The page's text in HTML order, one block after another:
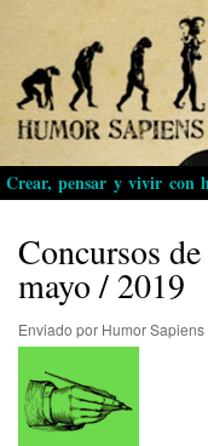
Crear, pensar y vivir con
Concursos
mayo / 2019
Enviado por Humor Sapiens